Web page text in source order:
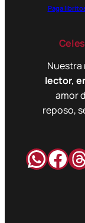
Paga
Nuestra
lector,
amor
reposo,